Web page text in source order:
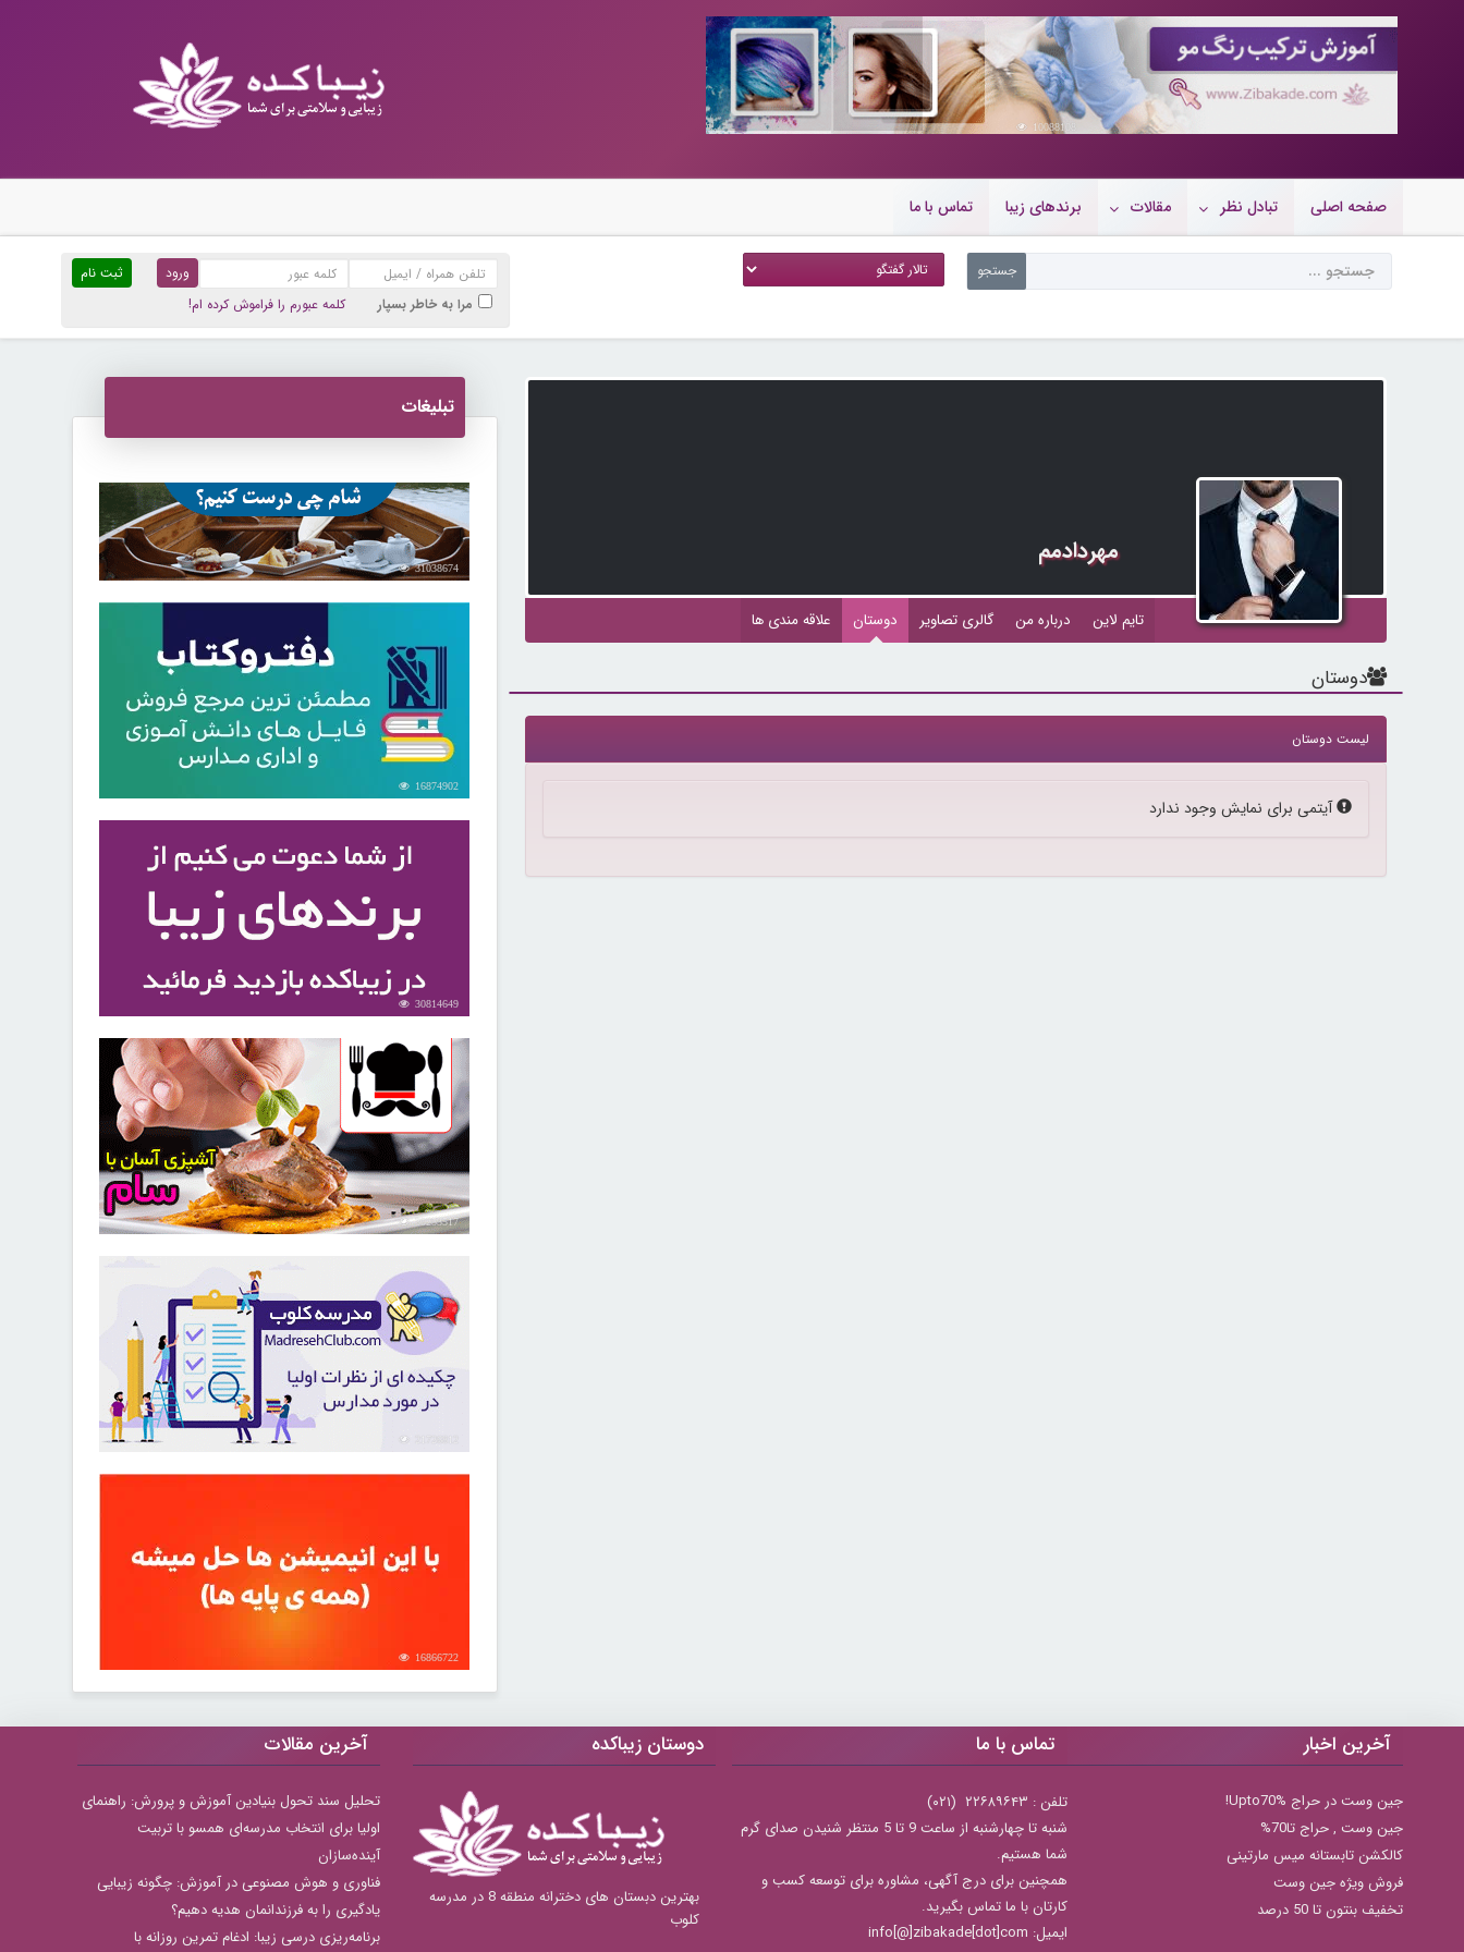
10088108
صفحه اصلی تبادل نظر مقالات برندهای زیبا تماس با ما
ثبت نام
مرا به خاطر بسپار
کلمه عبورم را فراموش کرده ام!
مهردادمم
تایم لاین درباره من گالری تصاویر دوستان علاقه مندی ها
دوستان
لیست دوستان
پیام:
آیتمی برای نمایش وجود ندارد
تبلیغات
31038674
16874902
30814649
30253517
16866722
آخرین اخبار
جین وست در حراج Upto70%!
جين وست , حراج تا70%
کالکشن تابستانه میس مارتینی
فروش ویژه جین وست
تخفیف بنتون تا 50 درصد
آخرین مقالات
تحلیل سند تحول بنیادین آموزش و پرورش: راهنمای
اولیا برای انتخاب مدرسه‌ای همسو با تربیت
آینده‌سازان
فناوری و هوش مصنوعی در آموزش: چگونه زیبایی
یادگیری را به فرزندانمان هدیه دهیم؟
برنامه‌ریزی درسی زیبا: ادغام تمرین روزانه با
تماس با ما
تلفن : ۲۲۶۸۹۶۴۳ (۰۲۱)
شنبه تا چهارشنبه از ساعت 9 تا 5 منتظر شنیدن صدای گرم
شما هستیم.
همچنین برای درج آگهی، مشاوره برای توسعه کسب و
کارتان با ما تماس بگیرید.
ایمیل: info[@]zibakade[dot]com
دوستان زیباکده
بهترین دبستان های دخترانه منطقه 8 در مدرسه
کلوب